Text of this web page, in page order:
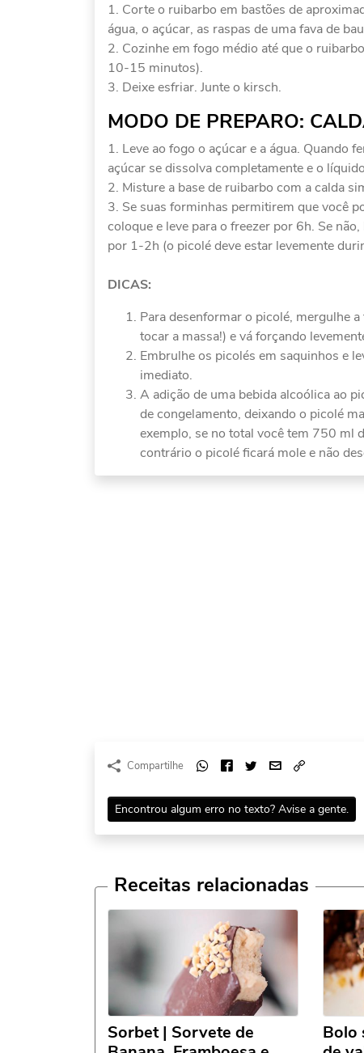
Corte o ruibarbo em bastões de
água, o açúcar, as raspas de uma fava de
Cozinhe em fogo médio até que o
10-15 minutos).
Deixe esfriar. Junte o kirsch.
MODO DE PREPARO:
Leve ao fogo o açúcar e a água. Quando
açúcar se dissolva completamente e o
Misture a base de ruibarbo com a calda
Se suas forminhas permitirem que você
coloque e leve para o freezer por 6h. Se
por 1-2h (o picolé deve estar levemente
DICAS:
Para desenformar o picolé, mergulhe
tocar a massa!) e vá forçando
Embrulhe os picolés em saquinhos e
imediato.
A adição de uma bebida alcoólica ao
de congelamento, deixando o picolé
exemplo, se no total você tem 750 ml
contrário o picolé ficará mole e não
Compartilhe
Encontrou algum erro no texto? Avise a gente.
Receitas relacionadas
Sorbet | Sorvete de
Bolo